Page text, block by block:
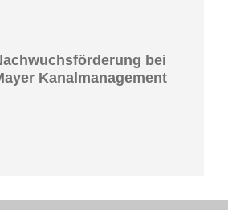
bei
Kanalmanagement